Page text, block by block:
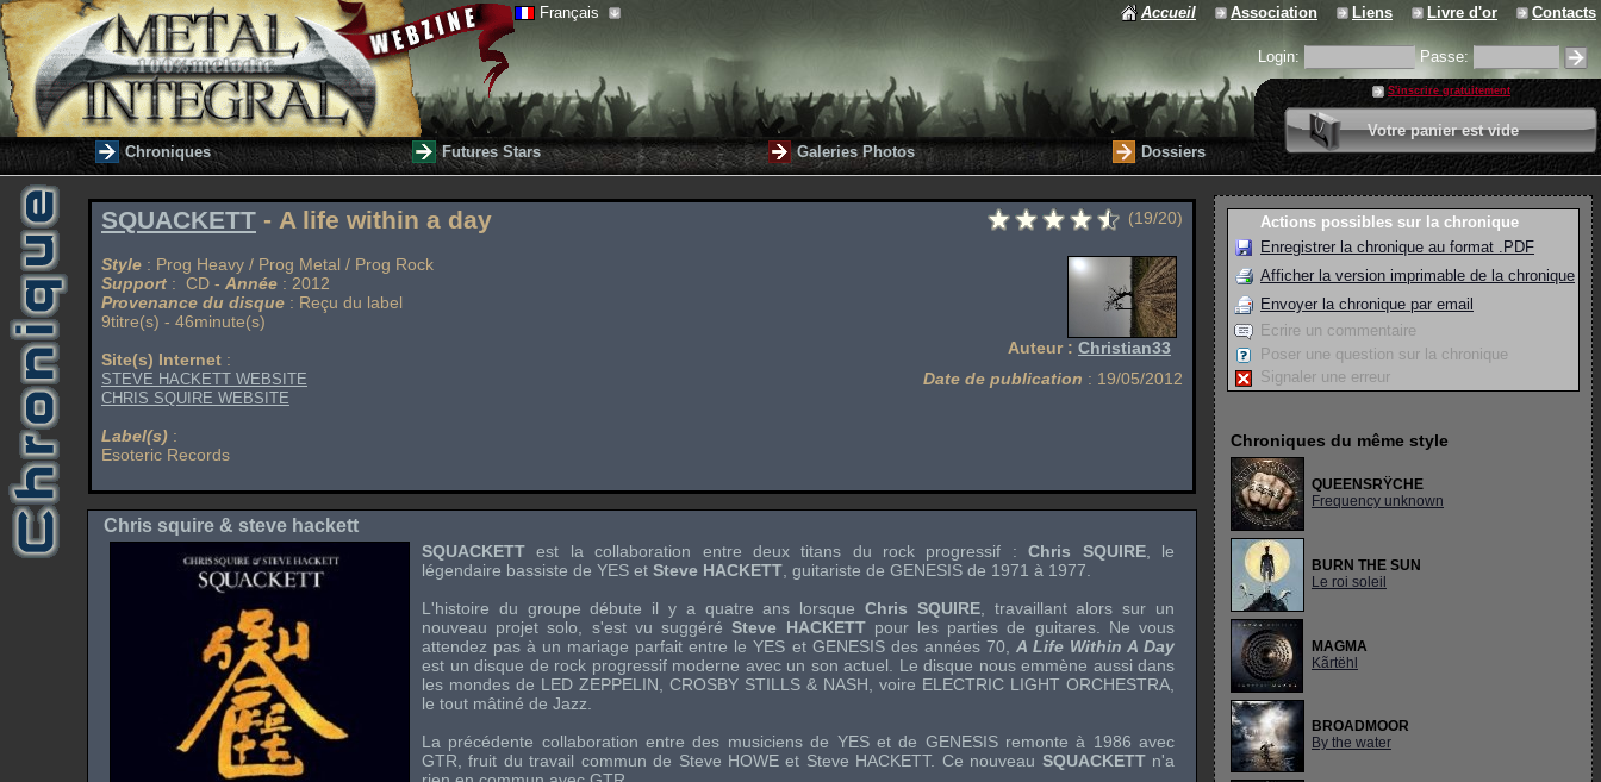
Français Accueil Association Liens Livre d'or Contacts
Login: Passe:
S'inscrire gratuitement
Votre panier est vide
0 article
Valider votre panier
Chroniques Futures Stars Galeries Photos Dossiers
SQUACKETT - A life within a day
Style : Prog Heavy / Prog Metal / Prog Rock
Support : CD - Année : 2012
Provenance du disque : Reçu du label
9titre(s) - 46minute(s)
Site(s) Internet :
STEVE HACKETT WEBSITE
CHRIS SQUIRE WEBSITE
Label(s) :
Esoteric Records
(19/20)
Auteur : Christian33
Date de publication : 19/05/2012
Chris squire & steve hackett
SQUACKETT est la collaboration entre deux titans du rock progressif :Chris SQUIRE, le
légendaire bassiste de YES et Steve HACKETT , guitariste de GENESIS de 1971 à 1977.
L'histoire du groupe débute il y a quatre ans lorsque Chris SQUIRE, travaillant alors sur un
nouveau projet solo, s'est vu suggéréSteve HACKETTpour les parties de guitares. Ne vous
attendez pas à un mariage parfait entre leYES et GENESISdes années 70, A Life Within A Day
est un disque de rock progressif moderne avec un son actuel. Le disque nous emmène aussi dans
les mondes de LED ZEPPELIN CROSBY STILLS & NASH , voire ELECTRIC LIGHT ORCHESTRA
le tout mâtiné de Jazz
La précédente collaboration entre des musiciens de YESet de GENESISremonte à 1986 avec
GTR , fruit du travail commun de Steve HOWE et Steve HACKETT. Ce nouveau SQUACKETTn'a
Actions possibles sur la chronique
Enregistrer la chronique au format .PDF
Afficher la version imprimable de la chronique
Envoyer la chronique par email
Ecrire un commentaire
Poser une question sur la chronique
Signaler une erreur
Chroniques du même style
QUEENSRŸCHE
Frequency unknown
BURN THE SUN
Le roi soleil
MAGMA
Kãrtëhl
BROADMOOR
By the water